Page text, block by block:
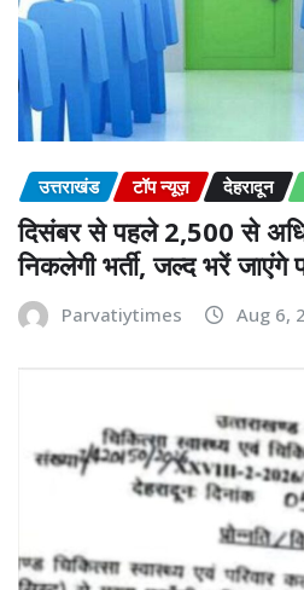
उत्तराखंड टॉप न्यूज़ देहरादून
दिसंबर से पहले 2,500 से
निकलेगी भर्ती, जल्द भरें जाएंगे
Parvatiytimes Aug 6,